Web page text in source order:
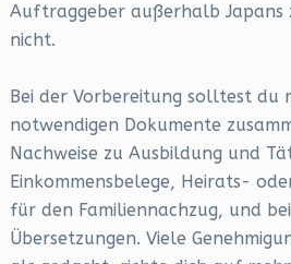
Auftraggeber außerhalb Japans
nicht.
Bei der Vorbereitung solltest du
notwendigen Dokumente
Nachweise zu Ausbildung und
Einkommensbelege, Heirats-
für den Familiennachzug, und
Übersetzungen. Viele